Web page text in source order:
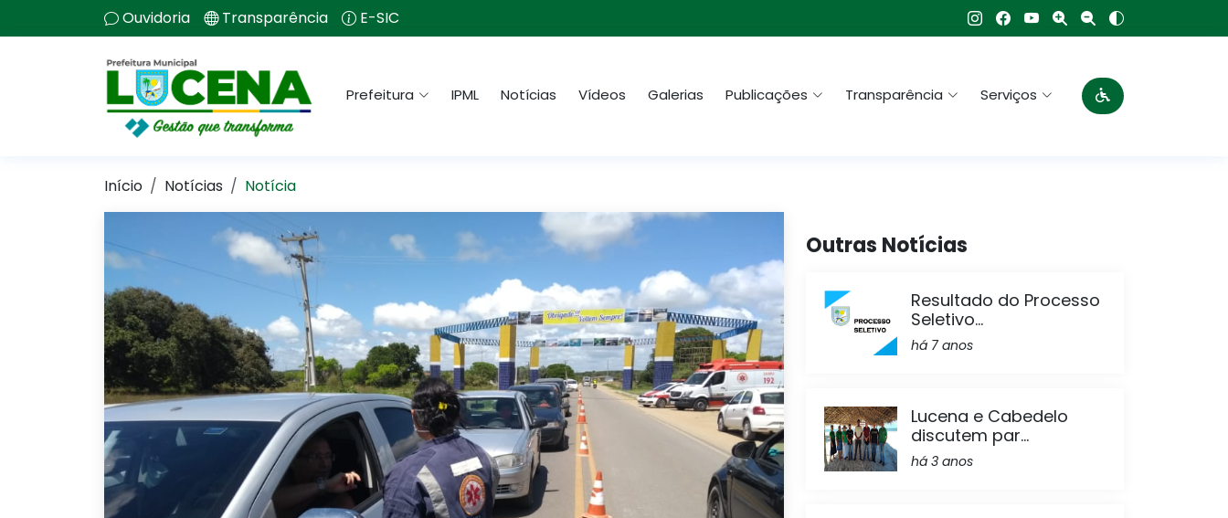
Ouvidoria Transparência E-SIC
Prefeitura IPML Notícias Vídeos Galerias Publicações Transparência Serviços
Início Notícias Notícia
Outras Notícias
Resultado do Processo
Seletivo...
há 7 anos
Lucena e Cabedelo
discutem par...
há 3 anos